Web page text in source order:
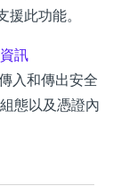
援此功能。
訊
入和傳出安全
態以及憑證內